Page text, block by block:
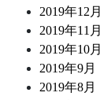
2019年12月
2019年11月
2019年10月
2019年9月
2019年8月